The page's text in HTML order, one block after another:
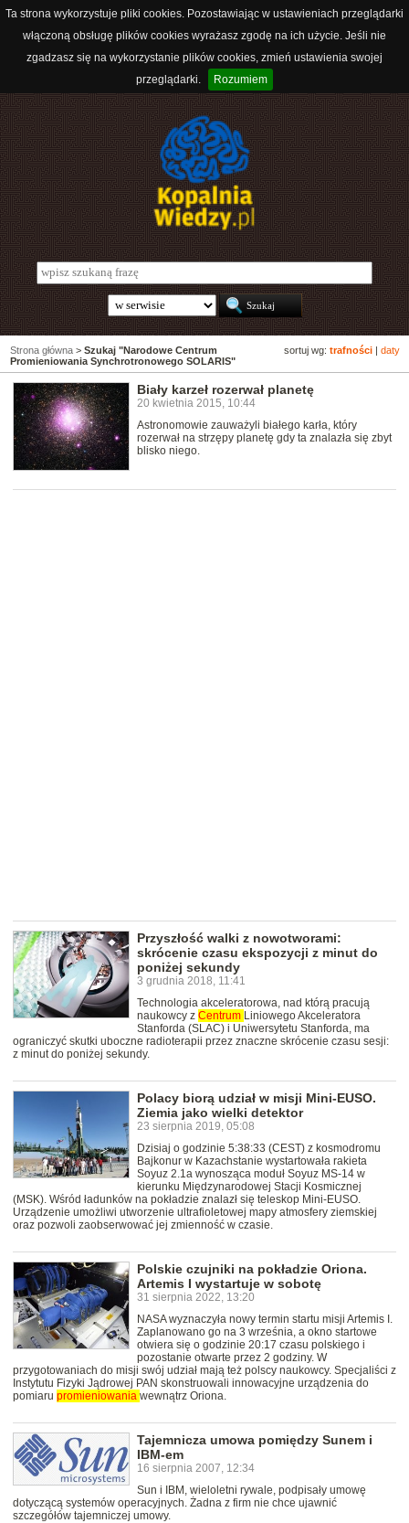
Ta strona wykorzystuje pliki cookies. Pozostawiając w ustawieniach przeglądarki
włączoną obsługę plików cookies wyrażasz zgodę na ich użycie. Jeśli nie
zgadzasz się na wykorzystanie plików cookies, zmień ustawienia swojej
przeglądarki.
Rozumiem
sortuj wg: trafności daty
Strona główna > Szukaj "Narodowe Centrum
Promieniowania Synchrotronowego SOLARIS"
Biały karzeł rozerwał planetę
20 kwietnia 2015, 10:44
Astronomowie zauważyli białego karła, który
rozerwał na strzępy planetę gdy ta znalazła się zbyt
blisko niego.
Przyszłość walki z nowotworami:
skrócenie czasu ekspozycji z minut do
poniżej sekundy
3 grudnia 2018, 11:41
Technologia akceleratorowa, nad którą pracują
naukowcy z Centrum Liniowego Akceleratora
Stanforda (SLAC) i Uniwersytetu Stanforda, ma
ograniczyć skutki uboczne radioterapii przez znaczne skrócenie czasu sesji:
z minut do poniżej sekundy.
Polacy biorą udział w misji Mini-EUSO.
Ziemia jako wielki detektor
23 sierpnia 2019, 05:08
Dzisiaj o godzinie 5:38:33 (CEST) z kosmodromu
Bajkonur w Kazachstanie wystartowała rakieta
Soyuz 2.1a wynosząca moduł Soyuz MS-14 w
kierunku Międzynarodowej Stacji Kosmicznej
(MSK). Wśród ładunków na pokładzie znalazł się teleskop Mini-EUSO.
Urządzenie umożliwi utworzenie ultrafioletowej mapy atmosfery ziemskiej
oraz pozwoli zaobserwować jej zmienność w czasie.
Polskie czujniki na pokładzie Oriona.
Artemis I wystartuje w sobotę
31 sierpnia 2022, 13:20
NASA wyznaczyła nowy termin startu misji Artemis I.
Zaplanowano go na 3 września, a okno startowe
otwiera się o godzinie 20:17 czasu polskiego i
pozostanie otwarte przez 2 godziny. W
przygotowaniach do misji swój udział mają też polscy naukowcy. Specjaliści z
Instytutu Fizyki Jądrowej PAN skonstruowali innowacyjne urządzenia do
pomiaru promieniowania wewnątrz Oriona.
Tajemnicza umowa pomiędzy Sunem i
IBM-em
16 sierpnia 2007, 12:34
Sun i IBM, wieloletni rywale, podpisały umowę
dotyczącą systemów operacyjnych. Żadna z firm nie chce ujawnić
szczegółów tajemniczej umowy.